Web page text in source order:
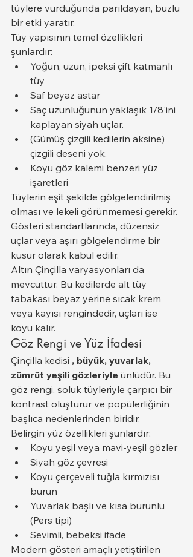
tüylere vurduğunda parıldayan, buzlu
bir etki yaratır.
Tüy yapısının temel özellikleri
şunlardır:
Yoğun, uzun, ipeksi çift katmanlı
tüy
Saf beyaz astar
Saç uzunluğunun yaklaşık 1/8'ini
kaplayan siyah uçlar.
(Gümüş çizgili kedilerin aksine)
çizgili deseni yok.
Koyu göz kalemi benzeri yüz
işaretleri
Tüylerin eşit şekilde gölgelendirilmiş
olması ve lekeli görünmemesi gerekir.
Gösteri standartlarında, düzensiz
uçlar veya aşırı gölgelendirme bir
kusur olarak kabul edilir.
Altın Çinçilla varyasyonları da
mevcuttur. Bu kedilerde alt tüy
tabakası beyaz yerine sıcak krem
veya kayısı rengindedir, uçları ise
koyu kalır.
Göz Rengi ve Yüz İfadesi
Çinçilla kedisi , büyük, yuvarlak,
zümrüt yeşili gözleriyle ünlüdür. Bu
göz rengi, soluk tüyleriyle çarpıcı bir
kontrast oluşturur ve popülerliğinin
başlıca nedenlerinden biridir.
Belirgin yüz özellikleri şunlardır:
Koyu yeşil veya mavi-yeşil gözler
Siyah göz çevresi
Koyu çerçeveli tuğla kırmızısı
burun
Yuvarlak başlı ve kısa burunlu
(Pers tipi)
Sevimli, bebeksi ifade
Modern gösteri amaçlı yetiştirilen